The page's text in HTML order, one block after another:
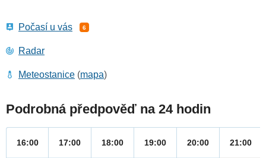
Počasí u vás 6
Radar
Meteostanice (mapa)
Podrobná předpověď na 24 hodin
16:00 17:00 18:00 19:00 20:00 21:00